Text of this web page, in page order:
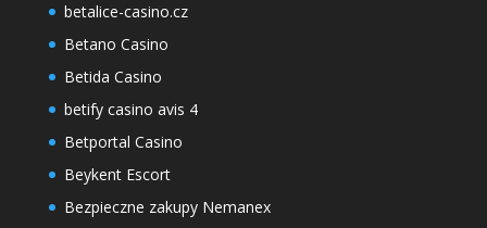
betalice-casino.cz
Betano Casino
Betida Casino
betify casino avis 4
Betportal Casino
Beykent Escort
Bezpieczne zakupy Nemanex